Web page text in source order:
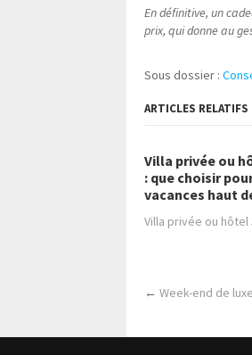
En définitive, un
prix, qui donne au
Sous dossier :
ARTICLES RELATIFS
Villa privée ou
: que choisir
vacances haut
Villa privée ou
← Week-end de